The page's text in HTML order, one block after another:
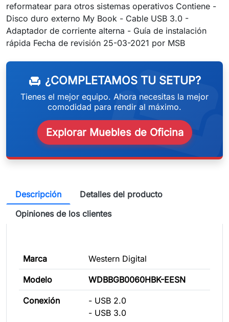
reformatear para otros sistemas operativos Contiene -
Disco duro externo My Book - Cable USB 3.0 -
Adaptador de corriente alterna - Guía de instalación
rápida Fecha de revisión 25-03-2021 por MSB
chair ¿COMPLETAMOS TU SETUP?
Tienes el mejor equipo. Ahora necesitas la mejor
comodidad para rendir al máximo.
Explorar Muebles de Oficina
Descripción
Detalles del producto
Opiniones de los clientes
Marca Western Digital
Modelo WDBBGB0060HBK-EESN
Conexión
- USB 2.0
- USB 3.0